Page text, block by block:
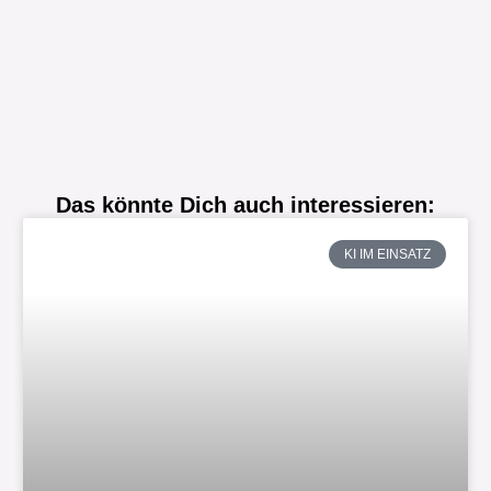
Das könnte Dich auch interessieren:
KI IM EINSATZ